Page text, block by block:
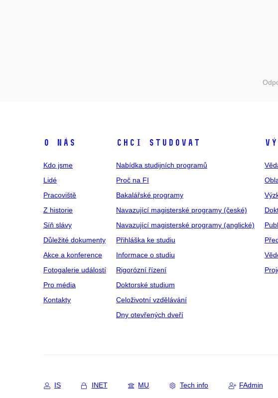
O NÁS
Kdo jsme
Lidé
Pracoviště
Z historie
Síň slávy
Důležité dokumenty
Akce a konference
Fotogalerie událostí
Pro média
Kontakty
CHCI STUDOVAT
Nabídka studijních programů
Proč na FI
Bakalářské programy
Navazující magisterské programy (české)
Navazující magisterské programy (anglické)
Přihláška ke studiu
Informace o studiu
Rigorózní řízení
Doktorské studium
Celoživotní vzdělávání
Dny otevřených dveří
IS INET MU Tech info FAdmin